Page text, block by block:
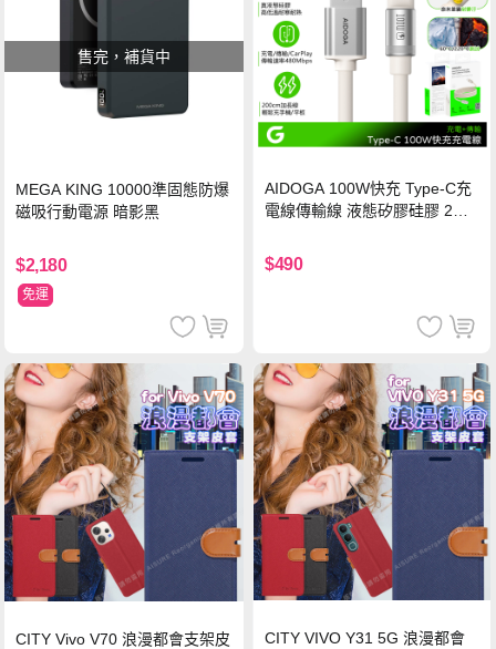
售完，補貨中
MEGA KING 10000準固態防爆
磁吸行動電源 暗影黑
$2,180
免運
AIDOGA 100W快充 Type-C充
電線傳輸線 液態矽膠硅膠 2M
$490
CITY Vivo V70 浪漫都會支架皮
CITY VIVO Y31 5G 浪漫都會